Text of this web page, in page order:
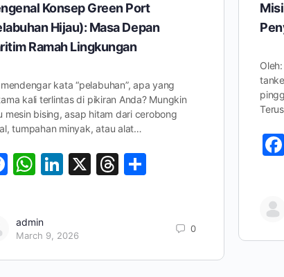
Konsep Green Port
Hijau): Masa Depan
Ramah Lingkungan
kata “pelabuhan”, apa yang
kali terlintas di pikiran Anda? Mungkin
mesin bising, asap hitam dari cerobong
tumpahan minyak, atau alat…
Facebook
WhatsApp
LinkedIn
X Threads
admin
March 9, 2026
0